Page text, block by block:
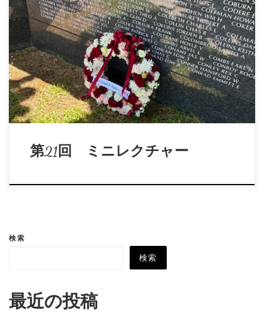
第21回ミニレクチャー「俳句と心理療法：山中康裕著作集
『たましいの顕現』より『たましいの詩-俳句・詩 […]
第21回 ミニレクチャー
検索
検索
最近の投稿